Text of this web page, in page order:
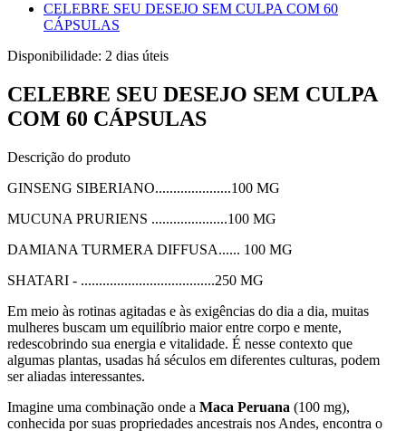
CELEBRE SEU DESEJO SEM CULPA COM 60
CÁPSULAS
Disponibilidade: 2 dias úteis
CELEBRE SEU DESEJO SEM CULPA
COM 60 CÁPSULAS
Descrição do produto
GINSENG SIBERIANO.....................100 MG
MUCUNA PRURIENS .....................100 MG
DAMIANA TURMERA DIFFUSA...... 100 MG
SHATARI - .....................................250 MG
Em meio às rotinas agitadas e às exigências do dia a dia, muitas
mulheres buscam um equilíbrio maior entre corpo e mente,
redescobrindo sua energia e vitalidade. É nesse contexto que
algumas plantas, usadas há séculos em diferentes culturas, podem
ser aliadas interessantes.
Imagine uma combinação onde a Maca Peruana (100 mg),
conhecida por suas propriedades ancestrais nos Andes, encontra o